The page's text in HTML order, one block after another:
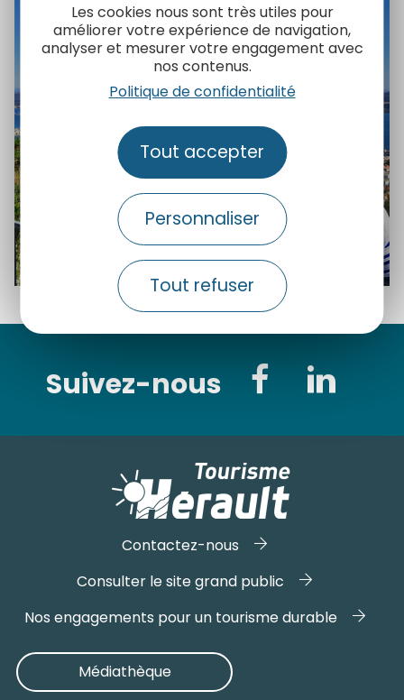
Les cookies nous sont très utiles pour
améliorer votre expérience de navigation,
analyser et mesurer votre engagement avec
nos contenus.
Politique de confidentialité
Tout accepter
Personnaliser
Tout refuser
+
Suivez-nous
Contactez-nous
Consulter le site grand public
Nos engagements pour un tourisme durable
Médiathèque